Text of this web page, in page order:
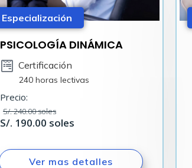
Especialización
PSICOLOGÍA DINÁMICA
Certificación
240 horas lectivas
Precio:
S/. 240.00 soles
S/. 190.00 soles
Ver mas detalles